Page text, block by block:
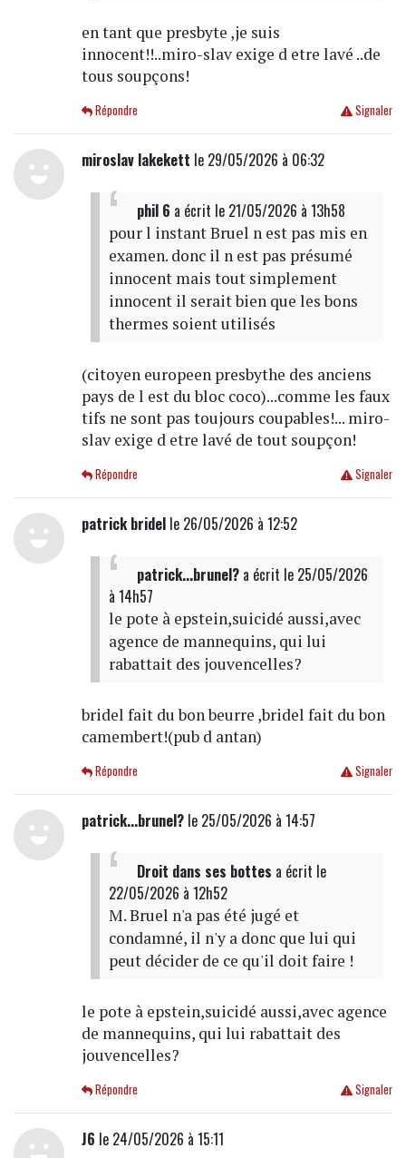
en tant que presbyte ,je suis
innocent!!..miro-slav exige d etre lavé ..de
tous soupçons!
Signaler
Répondre
miroslav lakekett le 29/05/2026 à 06:32
phil 6 a écrit le 21/05/2026 à 13h58
pour l instant Bruel n est pas mis en
examen. donc il n est pas présumé
innocent mais tout simplement
innocent il serait bien que les bons
thermes soient utilisés
(citoyen europeen presbythe des anciens
pays de l est du bloc coco)...comme les faux
tifs ne sont pas toujours coupables!... miro-
slav exige d etre lavé de tout soupçon!
Signaler
Répondre
patrick bridelle 26/05/2026 à 12:52
patrick...brunel?a écrit le 25/05/2026
à 14h57
le pote à epstein,suicidé aussi,avec
agence de mannequins, qui lui
rabattait des jouvencelles?
bridel fait du bon beurre ,bridel fait du bon
camembert!(pub d antan)
Signaler
Répondre
patrick...brunel?le 25/05/2026 à 14:57
Droit dans ses bottes a écrit le
22/05/2026 à 12h52
M. Bruel n'a pas été jugé et
condamné, il n'y a donc que lui qui
peut décider de ce qu'il doit faire !
le pote à epstein,suicidé aussi,avec agence
de mannequins, qui lui rabattait des
jouvencelles?
Signaler
Répondre
J6 le 24/05/2026 à 15:11